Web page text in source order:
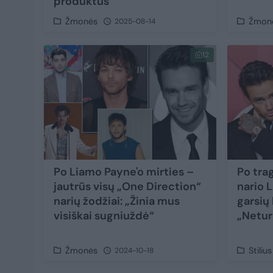
Žmonės 2025-08-14
12
Po Liamo Payne'o mirties –
jautrūs visų „One Direction“
narių žodžiai: „Žinia mus
visiškai sugniuždė“
Žmonės 2024-10-18
Po
nario
Stilius